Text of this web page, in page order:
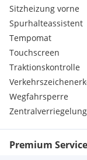
Projektor-
SDA
Sonneblenden
Sitzheizung vorne
Spurhalteassistent
Tempomat
Touchscreen
Traktionskontrolle
Wegfahrsperre
Zentralverriegelung
Premium